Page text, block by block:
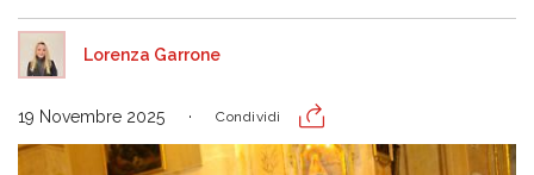
Lorenza Garrone
19 Novembre 2025 Condividi